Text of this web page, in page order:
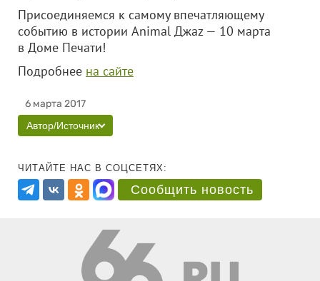
Присоединяемся к самому впечатляющему
событию в истории Animal Джаz — 10 марта
в Доме Печати!
Подробнее на сайте
6 марта 2017
Автор/Источник
ЧИТАЙТЕ НАС В СОЦСЕТЯХ:
Сообщить новость